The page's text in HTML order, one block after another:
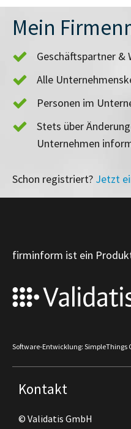
Mein
Geschäftspartner &
Alle
Personen im
Stets über
Unternehmen
Schon registriert? Jetzt
firminform ist ein
Software-Entwicklung: SimpleThings
Kontakt
© Validatis GmbH